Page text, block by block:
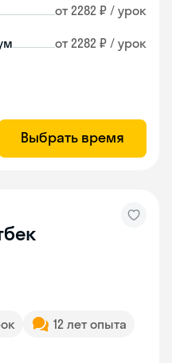
от 2282 ₽ / урок
от 2282 ₽ / урок
Выбрать время
12 лет опыта